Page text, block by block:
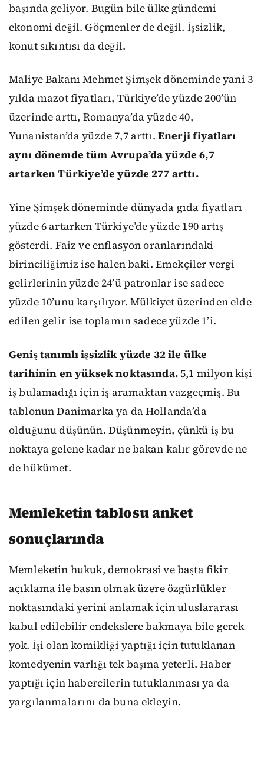
başında geliyor. Bugün bile ülke gündemi
ekonomi değil. Göçmenler de değil. İşsizlik,
konut sıkıntısı da değil.
Maliye Bakanı Mehmet Şimşek döneminde yani 3
yılda mazot fiyatları, Türkiye’de yüzde 200’ün
üzerinde arttı, Romanya’da yüzde 40,
Yunanistan’da yüzde 7,7 arttı. Enerji fiyatları
aynı dönemde tüm Avrupa’da yüzde 6,7
artarken Türkiye’de yüzde 277 arttı.
Yine Şimşek döneminde dünyada gıda fiyatları
yüzde 6 artarken Türkiye’de yüzde 190 artış
gösterdi. Faiz ve enflasyon oranlarındaki
birinciliğimiz ise halen baki. Emekçiler vergi
gelirlerinin yüzde 24’ü patronlar ise sadece
yüzde 10’unu karşılıyor. Mülkiyet üzerinden elde
edilen gelir ise toplamın sadece yüzde 1’i.
Geniş tanımlı işsizlik yüzde 32 ile ülke
tarihinin en yüksek noktasında.5,1 milyon kişi
iş bulamadığı için iş aramaktan vazgeçmiş. Bu
tablonun Danimarka ya da Hollanda’da
olduğunu düşünün. Düşünmeyin, çünkü iş bu
noktaya gelene kadar ne bakan kalır görevde ne
de hükümet.
Memleketin tablosu anket
sonuçlarında
Memleketin hukuk, demokrasi ve başta fikir
açıklama ile basın olmak üzere özgürlükler
noktasındaki yerini anlamak için uluslararası
kabul edilebilir endekslere bakmaya bile gerek
yok. İşi olan komikliği yaptığı için tutuklanan
komedyenin varlığı tek başına yeterli. Haber
yaptığı için habercilerin tutuklanması ya da
yargılanmalarını da buna ekleyin.